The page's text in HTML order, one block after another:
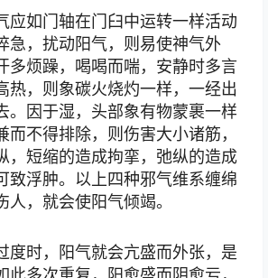
应如门轴在门臼中运转一样活动
急，扰动阳气，则易使神气外
多烦躁，喝喝而喘，安静时多言
热，则象碳火烧灼一样，一经出
。因于湿，头部象有物蒙裹一样
而不得排除，则伤害大小诸筋，
，短缩的造成拘挛，弛纵的造成
致浮肿。以上四种邪气维系缠绵
人，就会使阳气倾竭。
度时，阳气就会亢盛而外张，是